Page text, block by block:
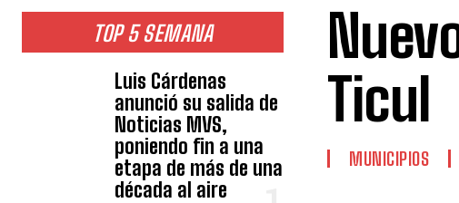
TOP 5 SEMANA
Luis Cárdenas
anunció su salida de
Noticias MVS,
poniendo fin a una
etapa de más de una
década al aire
Ticul
MUNICIPIOS